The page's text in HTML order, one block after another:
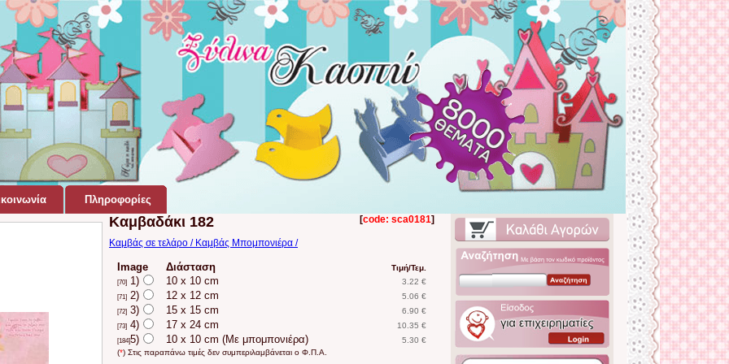
Πληροφορίες
[code: sca0181]
Καμβαδάκι 182
Καμβάς σε τελάρο / Καμβάς Μπομπονιέρα /
Image Διάσταση Τιμή/Τεμ.
[70] 1) 10 x 10 cm 3.22 €
[71] 2) 12 x 12 cm 5.06 €
[72] 3) 15 x 15 cm 6.90 €
[73] 4) 17 x 24 cm 10.35 €
[184]5) 10 x 10 cm (Με μπομπονιέρα)
5.30 €
(*) Στις παραπάνω τιμές δεν συμπεριλαμβάνεται ο Φ.Π.Α.